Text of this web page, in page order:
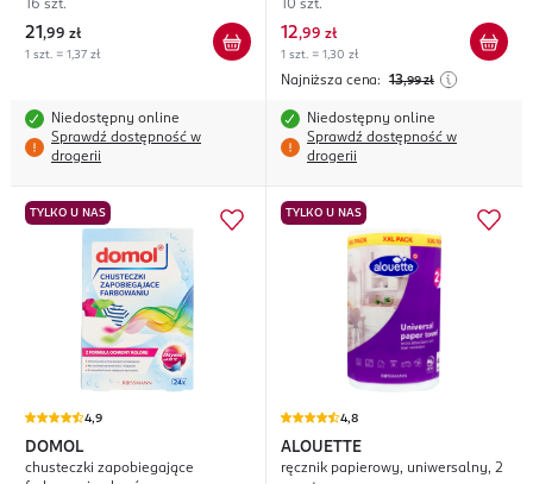
16 szt.
21 ,99 zł
1 szt. = 1,37 zł
Niedostępny online
Sprawdź dostępność w
drogerii
10 szt.
12,99 zł
1 szt. = 1,30 zł
Najniższa cena: 13,99 zł
Niedostępny online
Sprawdź dostępność w
drogerii
TYLKO U NAS
4,9
DOMOL
chusteczki zapobiegające
TYLKO U NAS
4,8
ALOUETTE
ręcznik papierowy, uniwersalny, 2